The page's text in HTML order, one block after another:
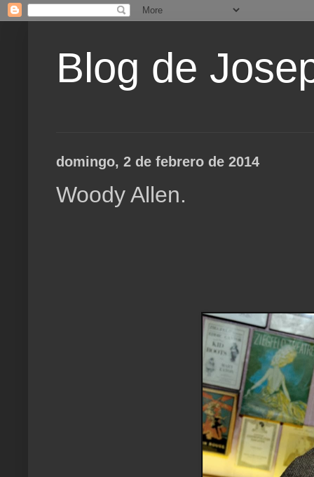
Blog de
domingo, 2 de febrero de 2014
Woody Allen.